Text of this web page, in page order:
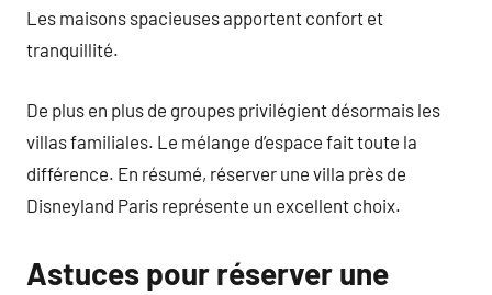
Les maisons spacieuses apportent confort et
tranquillité.
De plus en plus de groupes privilégient désormais les
villas familiales. Le mélange d’espace fait toute la
différence. En résumé, réserver une villa près de
Disneyland Paris représente un excellent choix.
Astuces pour réserver une